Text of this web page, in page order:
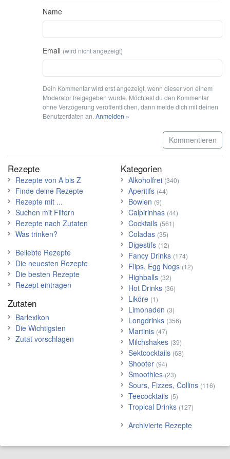
Name
Email (wird nicht angezeigt)
Dein Kommentar wird erst angezeigt, wenn dieser von einem
Moderator freigegeben wurde. Möchtest du den Kommentar
ohne Verzögerung veröffentlichen, dann melde dich mit deinen
Benutzerdaten an. Anmelden »
Kommentieren
Rezepte
Rezepte von A bis Z
Finde deine Rezepte
Rezepte mit ...
Suchen mit Filtern
Rezepte nach Zutaten
Was trinken?
Beliebte Rezepte
Die neuesten Rezepte
Die besten Rezepte
Rezept eintragen
Zutaten
Barlexikon
Die Wichtigsten
Zutat vorschlagen
Kategorien
Alkoholfrei (340)
Aperitifs (44)
Bowlen (9)
Caipirinhas (44)
Cocktails (561)
Coladas (35)
Digestifs (12)
Fancy Drinks (174)
Flips, Egg Nogs (12)
Highballs (32)
Hot Drinks (36)
Liköre (1)
Limonaden (3)
Longdrinks (356)
Martinis (47)
Milchshakes (39)
Sektcocktails (68)
Shooter (94)
Smoothies (23)
Sours, Fizzes, Collins (116)
Teecocktails (5)
Tropical Drinks (127)
Archivierte Rezepte